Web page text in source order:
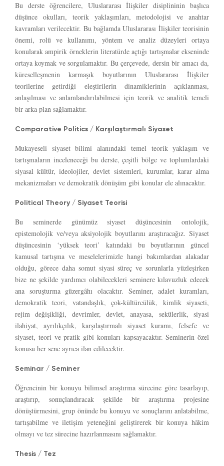
Bu derste öğrencilere, Uluslararası İlişkiler disiplininin başlıca
düşünce okulları, teorik yaklaşımları, metodolojisi ve anahtar
kavramları verilecektir. Bu bağlamda Uluslararası İlişkiler teorisinin
önemi, rolü ve kullanımı, yöntem ve analiz düzeyleri ortaya
konularak ampirik örneklerin literatürde açtığı tartışmalar ekseninde
ortaya koymak ve sorgulamaktır. Bu çerçevede, dersin bir amacı da,
küreselleşmenin karmaşık boyutlarının Uluslararası İlişkiler
teorilerine getirdiği eleştirilerin dinamiklerinin açıklanması,
anlaşılması ve anlamlandırılabilmesi için teorik ve analitik temeli
bir arka plan sağlamaktır.
Comparative Politics / Karşılaştırmalı Siyaset
Mukayeseli siyaset bilimi alanındaki temel teorik yaklaşım ve
tartışmaların inceleneceği bu derste, çeşitli bölge ve toplumlardaki
siyasal kültür, ideolojiler, devlet sistemleri, kurumlar, karar alma
mekanizmaları ve demokratik dönüşüm gibi konular ele alınacaktır.
Political Theory / Siyaset Teorisi
Bu seminerde günümüz siyaset düşüncesinin ontolojik,
epistemolojik ve/veya aksiyolojik boyutlarını araştıracağız. Siyaset
düşüncesinin ‘yüksek teori’ katındaki bu boyutlarının güncel
kamusal tartışma ve meselelerimizle hangi bakımlardan alakadar
olduğu, görece daha somut siyasi süreç ve sorunlarla yüzleşirken
bize ne şekilde yardımcı olabilecekleri seminere kılavuzluk edecek
ana soruşturma güzergâhı olacaktır. Seminer, adalet kuramları,
demokratik teori, vatandaşlık, çok-kültürcülük, kimlik siyaseti,
rejim değişikliği, devrimler, devlet, anayasa, sekülerlik, siyasi
ilahiyat, ayrılıkçılık, karşılaştırmalı siyaset kuramı, felsefe ve
siyaset, teori ve pratik gibi konuları kapsayacaktır. Seminerin özel
konusu her sene ayrıca ilan edilecektir.
Seminar / Seminer
Öğrencinin bir konuyu bilimsel araştırma sürecine göre tasarlayıp,
araştırıp, sonuçlandıracak şekilde bir araştırma projesine
dönüştürmesini, grup önünde bu konuyu ve sonuçlarını anlatabilme,
tartışabilme ve iletişim yeteneğini geliştirerek bir konuya hâkim
olmayı ve tez sürecine hazırlanmasını sağlamaktır.
Thesis / Tez